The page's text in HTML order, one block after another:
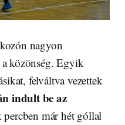
nagyon
közönség. Egyik
felváltva vezettek
indult be az
percben már hét góllal